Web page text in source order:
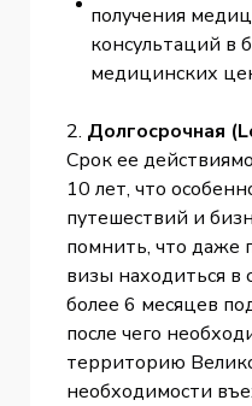
получения
консультаций в
медицинских
2. Долгосрочная
Срок ее
10 лет, что
путешествий и
помнить, что даже
визы находиться в
более 6 месяцев
после чего
территорию
необходимости